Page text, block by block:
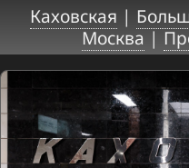
Каховская |
Москва|